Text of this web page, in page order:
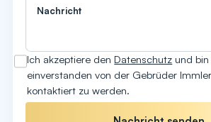
Ich akzeptiere denDatenschutz und
einverstanden von der Gebrüder
kontaktiert zu werden.